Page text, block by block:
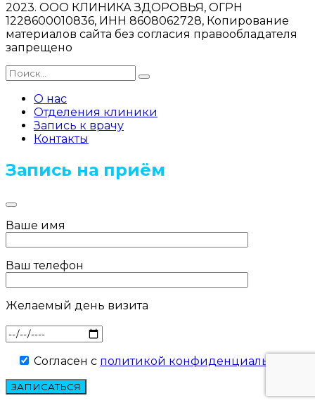
2023. ООО КЛИНИКА ЗДОРОВЬЯ, ОГРН
1228600010836, ИНН 8608062728, Копирование
материалов сайта без согласия правообладателя
запрещено
О нас
Отделения клиники
Запись к врачу
Контакты
Запись на приём
Ваше имя
Ваш телефон
Желаемый день визита
Согласен с политикой конфиденциальности